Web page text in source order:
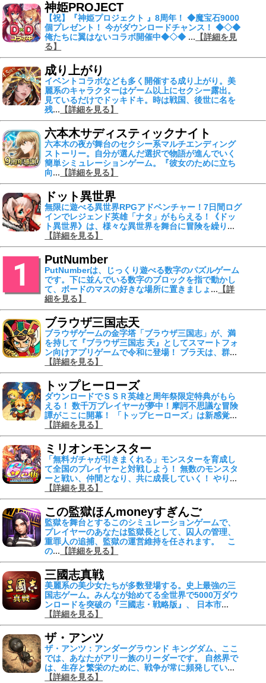
神姫PROJECT
【祝】『神姫プロジェクト 』8周年！ ◆魔宝石9000
個プレゼント！ 今がダウンロードチャンス！ ◆◇◆
俺たちに翼はないコラボ開催中◆◇◆ ... 【詳細を見
る】
成り上がり
イベントコラボなども多く開催する成り上がり。美
麗系のキャラクターはゲーム以上にセクシー露出。
見ているだけでドッキドキ。時は戦国、後世に名を
残... 【詳細を見る】
六本木サディスティックナイト
六本木の夜が舞台のセクシー系マルチエンディング
ストーリー。自分が選んだ選択で物語が進んでいく
簡単シミュレーションゲーム。『彼女のために立ち
向... 【詳細を見る】
ドット異世界
無限に遊べる異世界RPGアドベンチャー！7日間ログ
インでレジェンド英雄「ナタ」がもらえる！《ドッ
ト異世界》は、様々な異世界を舞台に冒険を繰り ...
【詳細を見る】
PutNumber
PutNumberは、じっくり遊べる数字のパズルゲーム
です。下に並んでいる数字のブロックを指で動かし
て、ボードのマスの好きな場所に置きましょ... 【詳
細を見る】
ブラウザ三国志天
ブラウザゲームの金字塔「ブラウザ三国志」が、満
を持して『ブラウザ三国志 天』としてスマートフォ
ン向けアプリゲームで令和に登場！ ブラ天は、群...
【詳細を見る】
トップヒーローズ
ダウンロードでＳＳＲ英雄と周年祭限定特典がもら
える！ 数千万プレイヤーが夢中！摩訶不思議な冒険
譚がここに開幕！ 「トップヒーローズ」は新感覚...
【詳細を見る】
ミリオンモンスター
「無料ガチャが引きまくれる」モンスターを育成し
て全国のプレイヤーと対戦しよう！ 無数のモンスタ
ーと戦い、仲間となり、共に成長していく！ やり ...
【詳細を見る】
この監獄ほんmoneyすぎんご
監獄を舞台とするこのシミュレーションゲームで、
プレイヤーのあなたは監獄長として、囚人の管理、
重罪人の追捕、監獄の運営維持を任されます。 こ
の... 【詳細を見る】
三國志真戦
美麗系の美少女たちが多数登場する。史上最強の三
国志ゲーム。みんなが始めてる全世界で5000万ダウ
ンロードを突破の『三國志・戦略版』、 日本市...
【詳細を見る】
ザ・アンツ
ザ・アンツ：アンダーグラウンド キングダム、ここ
では、あなたがアリ一族のリーダーです。 自然界で
は、生存と繁栄のために、戦争が常に頻発してい...
【詳細を見る】